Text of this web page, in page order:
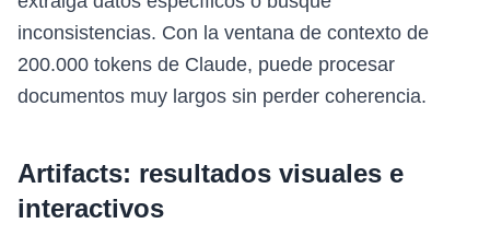
inconsistencias. Con la ventana de contexto de
200.000 tokens de Claude, puede procesar
documentos muy largos sin perder coherencia.
Artifacts: resultados visuales e
interactivos